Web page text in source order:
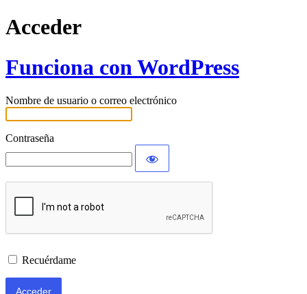
Acceder
Funciona con WordPress
Nombre de usuario o correo electrónico
Contraseña
Recuérdame